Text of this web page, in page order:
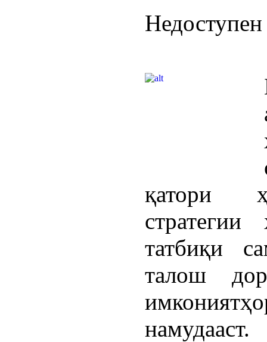
қатори
татбиқи
талош
намудааст.